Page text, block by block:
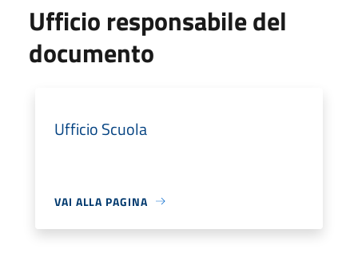
Ufficio responsabile del
documento
Ufficio Scuola
VAI ALLA PAGINA